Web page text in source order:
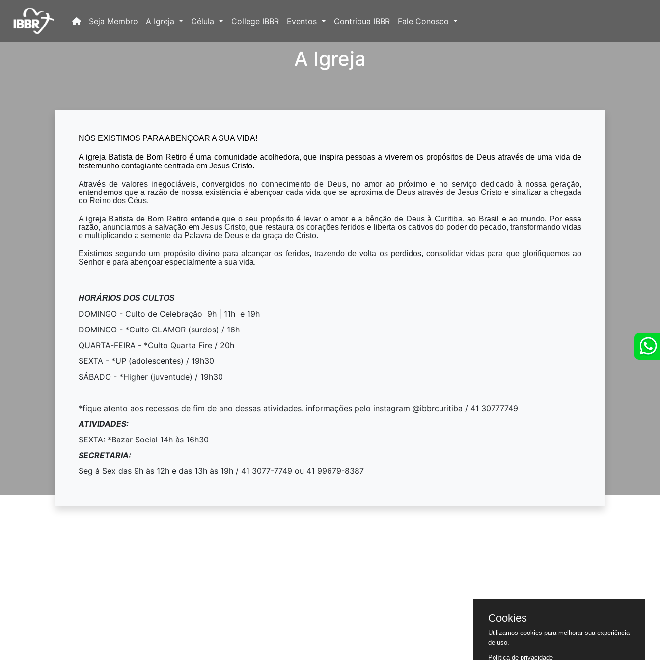
(current)
Seja Membro A Igreja Célula College IBBR Eventos Contribua IBBR Fale Conosco
A Igreja
NÓS EXISTIMOS PARA ABENÇOAR A SUA VIDA!
A igreja Batista de Bom Retiro é uma comunidade acolhedora, que inspira pessoas a viverem os propósitos de Deus através de uma vida de
testemunho contagiante centrada em Jesus Cristo.
Através de valores inegociáveis,convergidos no conhecimento de Deus, no amor ao próximo e no serviço dedicado à nossa geração,
entendemos que a razão de nossa existência éabençoar cada vida que se aproxima de Deusatravés de Jesus Cristo e sinalizar a chegada
do Reino dos Céus.
A igreja Batista de Bom Retiro entende que o seu propósito é levar o amor e a bênção de Deus à Curitiba, ao Brasil e ao mundo. Por essa
razão, anunciamos a salvação em Jesus Cristo, que restaura os corações feridos e liberta os cativos do poder do pecado,transformando vidas
e multiplicando a semente da Palavra de Deus e da graça de Cristo.
Existimos segundo um propósito divino para alcançar os feridos, trazendo de volta os perdidos, consolidar vidas para que glorifiquemos ao
Senhor e para abençoar especialmente a sua vida.
HORÁRIOS DOS CULTOS
DOMINGO - Culto de Celebração 9h | 11h e 19h
DOMINGO - *Culto CLAMOR (surdos) / 16h
QUARTA-FEIRA - *Culto Quarta Fire / 20h
SEXTA - *UP (adolescentes) / 19h30
SÁBADO - *Higher (juventude) / 19h30
*fique atento aos recessos de fim de ano dessas atividades. informações pelo instagram @ibbrcuritiba / 41 30777749
ATIVIDADES:
SEXTA: *Bazar Social 14h às 16h30
SECRETARIA:
Seg à Sex das 9h às 12h e das 13h às 19h / 41 3077-7749 ou 41 99679-8387
Cookies
Utilizamos cookies para melhorar sua experiência
de uso.
Política de privacidade